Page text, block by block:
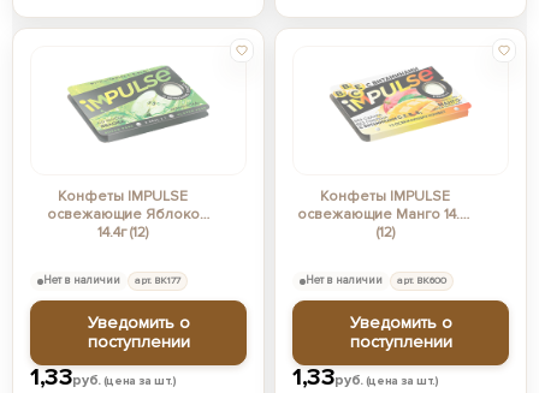
Конфеты IMPULSE
освежающие Яблоко
14.4г (12)
1,33руб.(цена за шт.)
Нет в наличии арт. ВК177
Уведомить о
поступлении
Конфеты IMPULSE
освежающие Манго 14.4г
(12)
1,33руб.(цена за шт.)
Нет в наличии арт. ВК600
Уведомить о
поступлении